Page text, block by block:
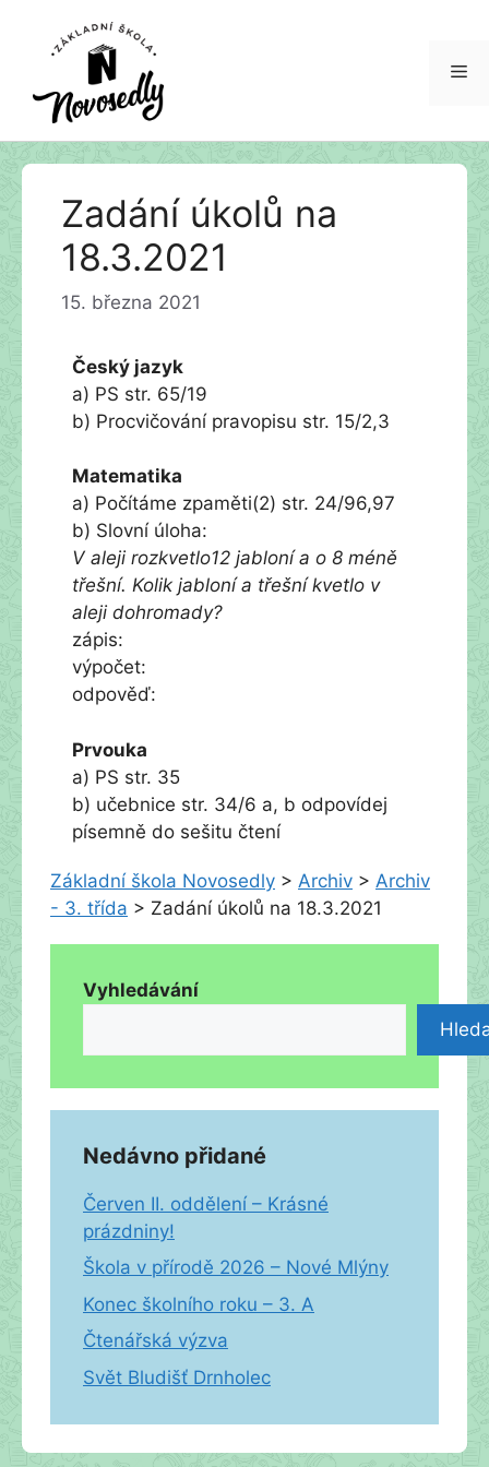
Přeskočit
Zadání úkolů na
18.3.2021
15. března 2021
Český jazyk
a) PS str. 65/19
b) Procvičování pravopisu str. 15/2,3
Matematika
a) Počítáme zpaměti(2) str. 24/96,97
b) Slovní úloha:
V aleji rozkvetlo12 jabloní a o 8 méně
třešní. Kolik jabloní a třešní kvetlo v
aleji dohromady?
zápis:
výpočet:
odpověď:
Prvouka
a) PS str. 35
b) učebnice str. 34/6 a, b odpovídej
písemně do sešitu čtení
Základní škola Novosedly > Archiv > Archiv
- 3. třída > Zadání úkolů na 18.3.2021
Vyhledávání
Nedávno přidané
Červen II. oddělení – Krásné
prázdniny!
Škola v přírodě 2026 – Nové Mlýny
Konec školního roku – 3. A
Čtenářská výzva
Svět Bludišť Drnholec